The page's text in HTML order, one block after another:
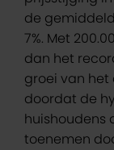
de
7%. Met
dan het
groei van
doordat de
huishoudens
toenemen